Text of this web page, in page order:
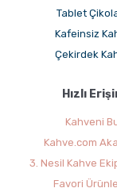
Tablet
Kafeinsiz
Çekirdek
Hızlı
Kahveni
Kahve.com
3. Nesil Kahve
Favori